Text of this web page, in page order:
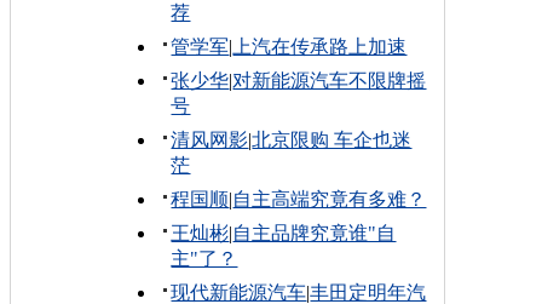
荐
管学军| 上汽在传承路上加速
张少华|对新能源汽车不限牌摇
号
清风网影|北京限购 车企也迷
茫
程国顺|自主高端究竟有多难？
王灿彬|自主品牌究竟谁"自
主"了？
现代新能源汽车|丰田定明年汽